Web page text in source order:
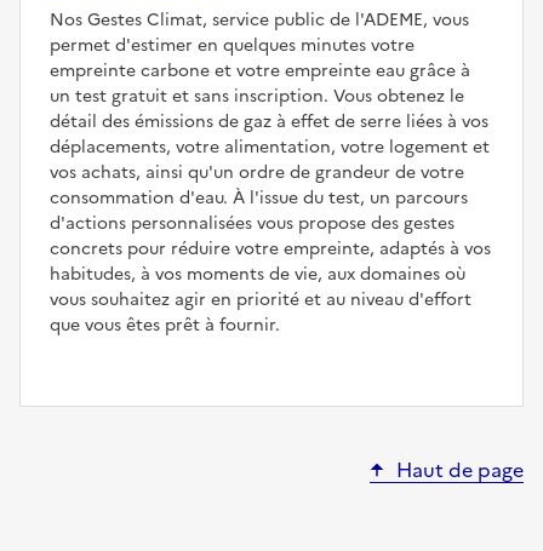
Nos Gestes Climat, service public de l'ADEME, vous
permet d'estimer en quelques minutes votre
empreinte carbone et votre empreinte eau grâce à
un test gratuit et sans inscription. Vous obtenez le
détail des émissions de gaz à effet de serre liées à vos
déplacements, votre alimentation, votre logement et
vos achats, ainsi qu'un ordre de grandeur de votre
consommation d'eau. À l'issue du test, un parcours
d'actions personnalisées vous propose des gestes
concrets pour réduire votre empreinte, adaptés à vos
habitudes, à vos moments de vie, aux domaines où
vous souhaitez agir en priorité et au niveau d'effort
que vous êtes prêt à fournir.
Haut de page